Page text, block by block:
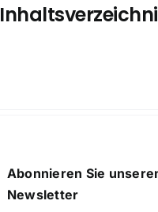
Abonnieren Sie
Newsletter